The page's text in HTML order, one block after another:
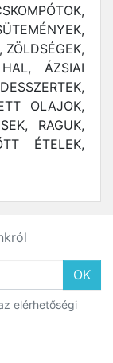
ZÖLDSÉGEK,
ÁZSIAI
OLAJOK,
RAGUK,
ÉTELEK,
OK
elérhetőségi